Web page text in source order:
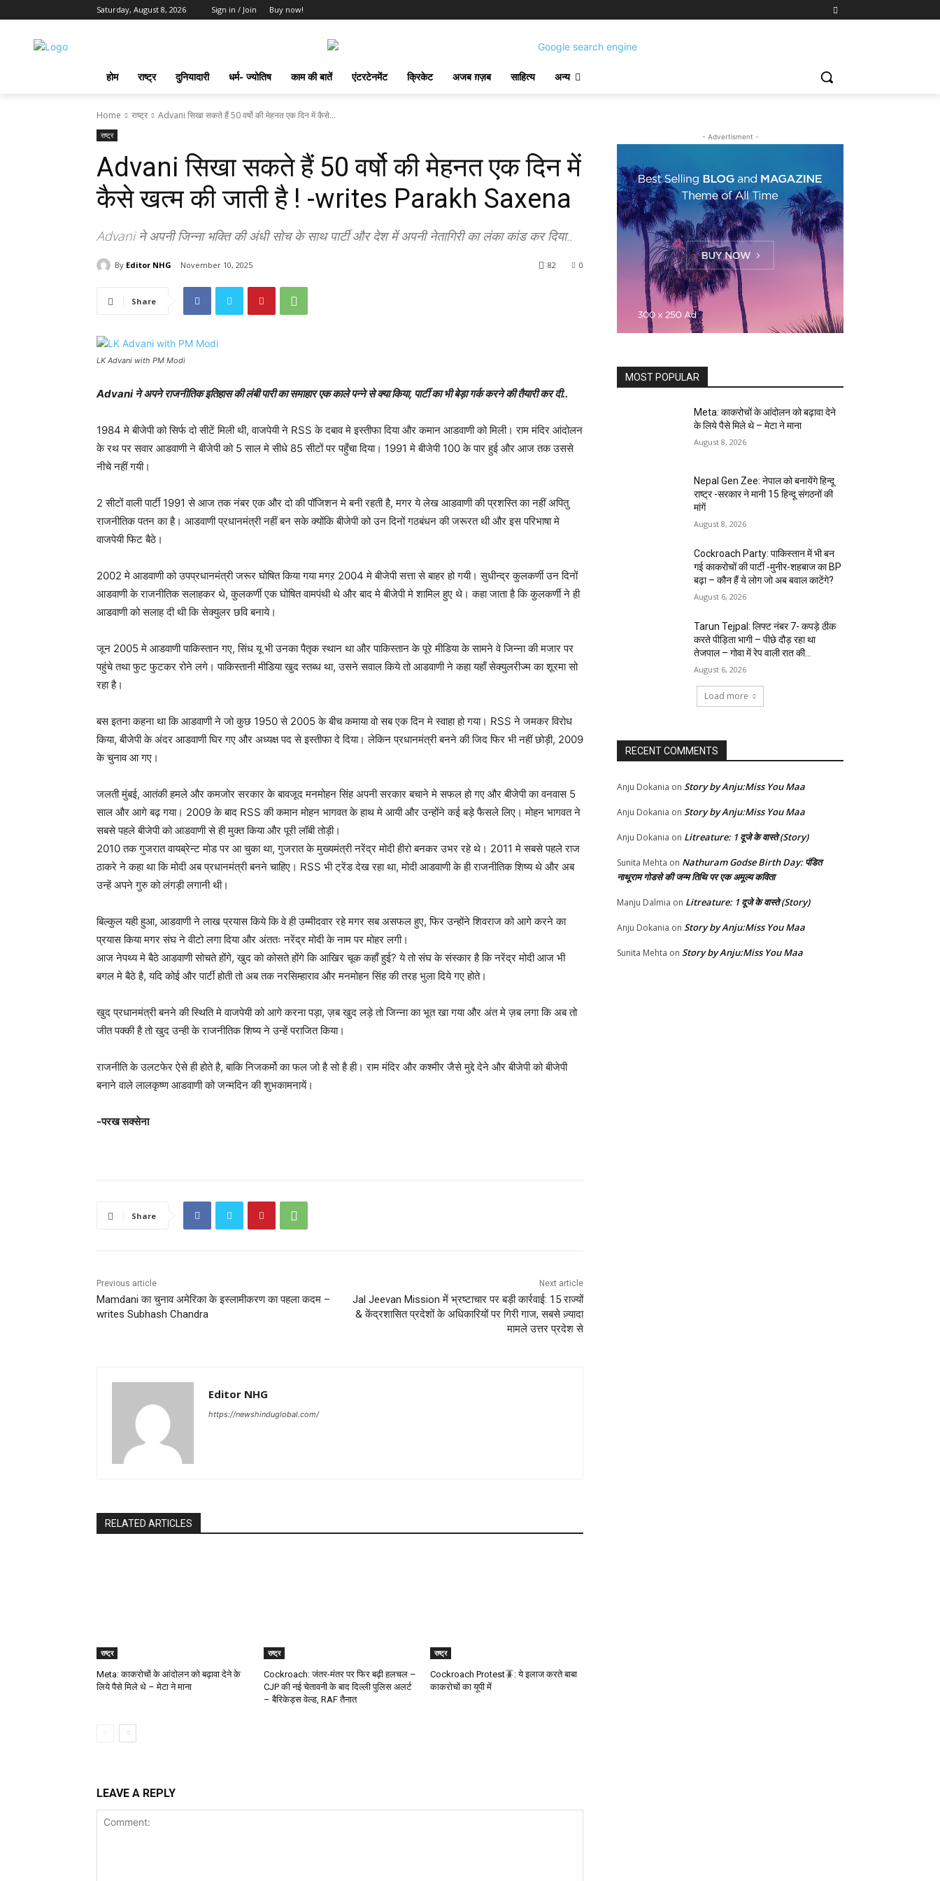
Saturday, August 8, 2026 Sign in / Join Buy now!
होम राष्ट्र दुनियादारी धर्म- ज्योतिष काम की बातें एंटरटेनमेंट क्रिकेट अजब ग़ज़ब साहित्य अन्य
Home राष्ट्र Advani सिखा सकते हैं 50 वर्षो की मेहनत एक दिन में कैसे...
राष्ट्र
Advani सिखा सकते हैं 50 वर्षो की मेहनत एक दिन में
कैसे खत्म की जाती है ! -writes Parakh Saxena
Advani ने अपनी जिन्ना भक्ति की अंधी सोच के साथ पार्टी और देश में अपनी नेतागिरी का लंका कांड कर दिया..
By Editor NHG November 10, 2025 0
82
Share
LK Advani with PM Modi
Advani ने अपने राजनीतिक इतिहास की लंबी पारी का समाहार एक काले पन्ने से क्या किया, पार्टी का भी बेड़ा गर्क करने की तैयारी कर दी..
1984 मे बीजेपी को सिर्फ दो सीटें मिली थी, वाजपेयी ने RSS के दबाव मे इस्तीफा दिया और कमान आडवाणी को मिली। राम मंदिर आंदोलन
के रथ पर सवार आडवाणी ने बीजेपी को 5 साल मे सीधे 85 सीटों पर पहुँचा दिया। 1991 मे बीजेपी 100 के पार हुई और आज तक उससे
नीचे नहीं गयी।
2 सीटों वाली पार्टी 1991 से आज तक नंबर एक और दो की पॉजिशन मे बनी रहती है, मगर ये लेख आडवाणी की प्रशस्ति का नहीं अपितु
राजनीतिक पतन का है। आडवाणी प्रधानमंत्री नहीं बन सके क्योंकि बीजेपी को उन दिनों गठबंधन की जरूरत थी और इस परिभाषा मे
वाजपेयी फिट बैठे।
2002 मे आडवाणी को उपप्रधानमंत्री जरूर घोषित किया गया मगऱ 2004 मे बीजेपी सत्ता से बाहर हो गयी। सुधीन्द्र कुलकर्णी उन दिनों
आडवाणी के राजनीतिक सलाहकर थे, कुलकर्णी एक घोषित वामपंथी थे और बाद मे बीजेपी मे शामिल हुए थे। कहा जाता है कि कुलकर्णी ने ही
आडवाणी को सलाह दी थी कि सेक्युलर छवि बनाये।
जून 2005 मे आडवाणी पाकिस्तान गए, सिंध यू भी उनका पैतृक स्थान था और पाकिस्तान के पूरे मीडिया के सामने वे जिन्ना की मजार पर
पहुंचे तथा फुट फुटकर रोने लगे। पाकिस्तानी मीडिया खुद स्तब्ध था, उसने सवाल किये तो आडवाणी ने कहा यहाँ सेक्युलरीज्म का शूरमा सो
रहा है।
बस इतना कहना था कि आडवाणी ने जो कुछ 1950 से 2005 के बीच कमाया वो सब एक दिन मे स्वाहा हो गया। RSS ने जमकर विरोध
किया, बीजेपी के अंदर आडवाणी घिर गए और अध्यक्ष पद से इस्तीफा दे दिया। लेकिन प्रधानमंत्री बनने की जिद फिर भी नहीं छोड़ी, 2009
के चुनाव आ गए।
जलती मुंबई, आतंकी हमले और कमजोर सरकार के बावजूद मनमोहन सिंह अपनी सरकार बचाने मे सफल हो गए और बीजेपी का वनवास 5
साल और आगे बढ़ गया। 2009 के बाद RSS की कमान मोहन भागवत के हाथ मे आयी और उन्होंने कई बड़े फैसले लिए। मोहन भागवत ने
सबसे पहले बीजेपी को आडवाणी से ही मुक्त किया और पूरी लॉबी तोड़ी।
2010 तक गुजरात वायब्रेन्ट मोड पर आ चुका था, गुजरात के मुख्यमंत्री नरेंद्र मोदी हीरो बनकर उभर रहे थे। 2011 मे सबसे पहले राज
ठाकरे ने कहा था कि मोदी अब प्रधानमंत्री बनने चाहिए। RSS भी ट्रेंड देख रहा था, मोदी आडवाणी के ही राजनीतिक शिष्य थे और अब
उन्हें अपने गुरु को लंगड़ी लगानी थी।
बिल्कुल यही हुआ, आडवाणी ने लाख प्रयास किये कि वे ही उम्मीदवार रहे मगर सब असफल हुए, फिर उन्होंने शिवराज को आगे करने का
प्रयास किया मगर संघ ने वीटो लगा दिया और अंततः नरेंद्र मोदी के नाम पर मोहर लगी।
आज नेपथ्य मे बैठे आडवाणी सोचते होंगे, खुद को कोसते होंगे कि आखिर चूक कहाँ हुई? ये तो संघ के संस्कार है कि नरेंद्र मोदी आज भी
बगल मे बैठे है, यदि कोई और पार्टी होती तो अब तक नरसिम्हाराव और मनमोहन सिंह की तरह भुला दिये गए होते।
खुद प्रधानमंत्री बनने की स्थिति मे वाजपेयी को आगे करना पड़ा, ज़ब खुद लड़े तो जिन्ना का भूत खा गया और अंत मे ज़ब लगा कि अब तो
जीत पक्की है तो खुद उन्ही के राजनीतिक शिष्य ने उन्हें पराजित किया।
राजनीति के उलटफेर ऐसे ही होते है, बाकि निजकर्मो का फल जो है सो है ही। राम मंदिर और कश्मीर जैसे मुद्दे देने और बीजेपी को बीजेपी
बनाने वाले लालकृष्ण आडवाणी को जन्मदिन की शुभकामनायें।
-परख सक्सेना
Share
Previous article
Mamdani का चुनाव अमेरिका के इस्लामीकरण का पहला कदम –
writes Subhash Chandra
Next article
Jal Jeevan Mission में भ्रष्टाचार पर बड़ी कार्रवाई: 15 राज्यों
& केंद्रशासित प्रदेशों के अधिकारियों पर गिरी गाज, सबसे ज़्यादा
मामले उत्तर प्रदेश से
Editor NHG
https://newshinduglobal.com/
RELATED ARTICLES
राष्ट्र
Meta: काकरोचों के आंदोलन को बढ़ावा देने के
लिये पैसे मिले थे – मेटा ने माना
राष्ट्र
Cockroach: जंतर-मंतर पर फिर बढ़ी हलचल –
CJP की नई चेतावनी के बाद दिल्ली पुलिस अलर्ट
– बैरिकेड्स वेल्ड, RAF तैनात
राष्ट्र
Cockroach Protest🪳: ये इलाज करते बाबा
काकरोचों का यूपी में
LEAVE A REPLY
- Advertisment -
MOST POPULAR
Meta: काकरोचों के आंदोलन को बढ़ावा देने
के लिये पैसे मिले थे – मेटा ने माना
August 8, 2026
Nepal Gen Zee: नेपाल को बनायेंगे हिन्दू
राष्ट्र -सरकार ने मानी 15 हिन्दू संगठनों की
मांगें
August 8, 2026
Cockroach Party: पाकिस्तान में भी बन
गई काकरोचों की पार्टी -मुनीर-शहबाज का BP
बढ़ा – कौन हैं ये लोग जो अब बवाल काटेंगे?
August 6, 2026
Tarun Tejpal: लिफ्ट नंबर 7- कपड़े ठीक
करते पीड़िता भागी – पीछे दौड़ रहा था
तेजपाल – गोवा में रेप वाली रात की...
August 6, 2026
Load more
RECENT COMMENTS
Anju Dokania on Story by Anju:Miss You Maa
Anju Dokania on Story by Anju:Miss You Maa
Anju Dokania on Litreature: 1 दूजे के वास्ते (Story)
Sunita Mehta on Nathuram Godse Birth Day: पंडित
नाथूराम गोडसे की जन्म तिथि पर एक अमूल्य कविता
Manju Dalmia on Litreature: 1 दूजे के वास्ते (Story)
Anju Dokania on Story by Anju:Miss You Maa
Sunita Mehta on Story by Anju:Miss You Maa